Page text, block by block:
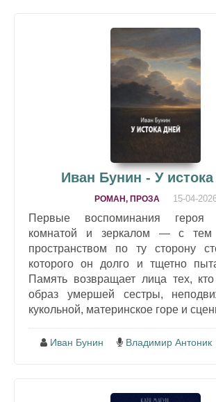
Иван Бунин - У
РОМАН, ПРОЗА 15-04-
Первые воспоминания
комнатой и зеркалом — с тем
пространством по ту сторону
которого он долго и тщетно
Память возвращает лица тех,
образ умершей сестры,
кукольной, материнское горе и
Иван Бунин Владимир Антоник